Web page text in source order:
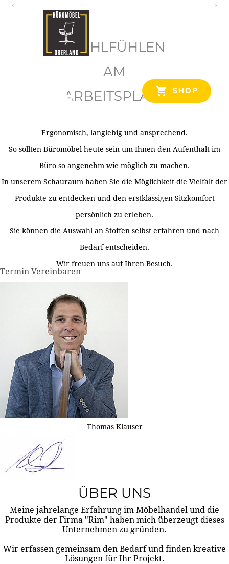
SHOP
WOHLFÜHLEN
AM
ARBEITSPLATZ
Ergonomisch, langlebig und ansprechend.
So sollten Büromöbel heute sein um Ihnen den Aufenthalt im
Büro so angenehm wie möglich zu machen.
In unserem Schauraum haben Sie die Möglichkeit die Vielfalt der
Produkte zu entdecken und den erstklassigen Sitzkomfort
persönlich zu erleben.
Sie können die Auswahl an Stoffen selbst erfahren und nach
Bedarf entscheiden.
Wir freuen uns auf Ihren Besuch.
Termin Vereinbaren
Thomas Klauser
ÜBER UNS
Meine jahrelange Erfahrung im Möbelhandel und die
Produkte der Firma "Rim" haben mich überzeugt dieses
Unternehmen zu gründen.
Wir erfassen gemeinsam den Bedarf und finden kreative
Lösungen für Ihr Projekt.